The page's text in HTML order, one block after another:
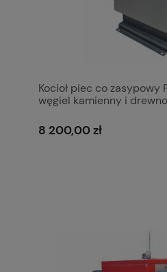
Kocioł piec co zasypowy
węgiel kamienny i
Pleszew Ciepłomax
8 200,00 zł